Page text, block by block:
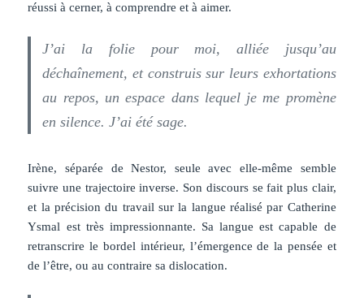
réussi à cerner, à comprendre et à aimer.
J’ai la folie pour moi, alliée jusqu’au
déchaînement, et construis sur leurs exhortations
au repos, un espace dans lequel je me promène
en silence. J’ai été sage.
Irène, séparée de Nestor, seule avec elle-même semble
suivre une trajectoire inverse. Son discours se fait plus clair,
et la précision du travail sur la langue réalisé par Catherine
Ysmal est très impressionnante. Sa langue est capable de
retranscrire le bordel intérieur, l’émergence de la pensée et
de l’être, ou au contraire sa dislocation.